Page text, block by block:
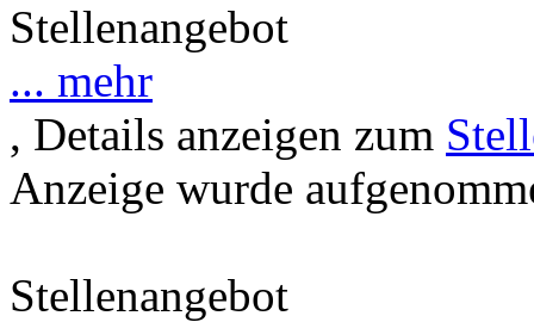
Stellenangebot
... mehr
, Details anzeigen zum
Anzeige wurde
Stellenangebot